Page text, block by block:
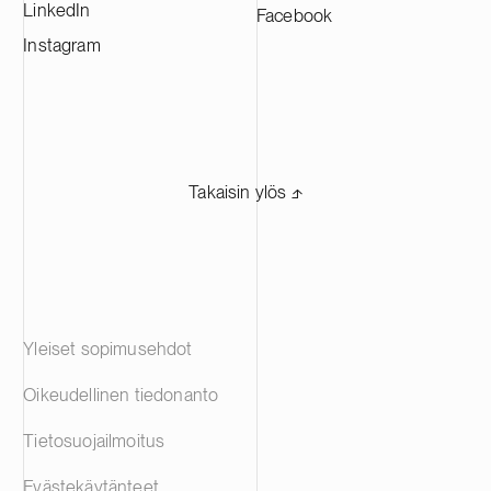
LinkedIn
Instagram
Facebook
Takaisin ylös ⬏
Yleiset sopimusehdot
Oikeudellinen tiedonanto
Tietosuojailmoitus